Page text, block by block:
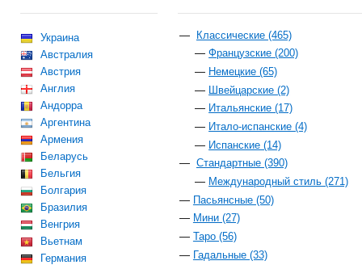
Украина
Австралия
Австрия
Англия
Андорра
Аргентина
Армения
Беларусь
Бельгия
Болгария
Бразилия
Венгрия
Вьетнам
Германия
Классические (465)
Французские (200)
Немецкие (65)
Швейцарские (2)
Итальянские (17)
Итало-испанские (4)
Испанские (14)
Стандартные (390)
Международный стиль (271)
Пасьянсные (50)
Мини (27)
Таро (56)
Гадальные (33)